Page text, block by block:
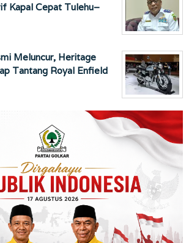
Kapal Cepat Tulehu–
Meluncur, Heritage
Tantang Royal Enfield